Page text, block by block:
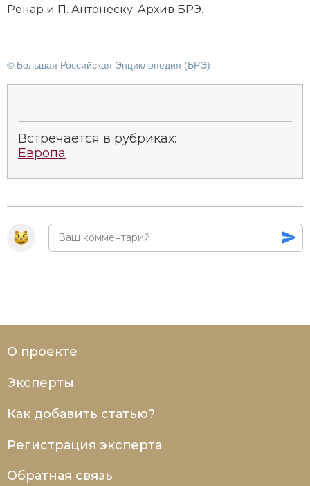
Ре­нар и П. Ан­то­не­ску. Архив БРЭ.
© Большая Российская Энциклопедия (БРЭ)
Встречается в рубриках:
Европа
О проекте
Эксперты
Как добавить статью?
Регистрация эксперта
Обратная связь